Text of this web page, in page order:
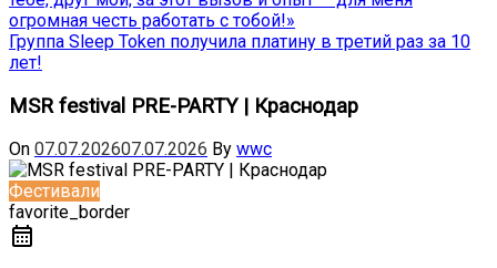
огромная честь работать с тобой!»
Группа Sleep Token получила платину в третий раз за 10
лет!
MSR festival PRE-PARTY | Краснодар
On 07.07.202607.07.2026 By wwc
Фестивали
favorite_border